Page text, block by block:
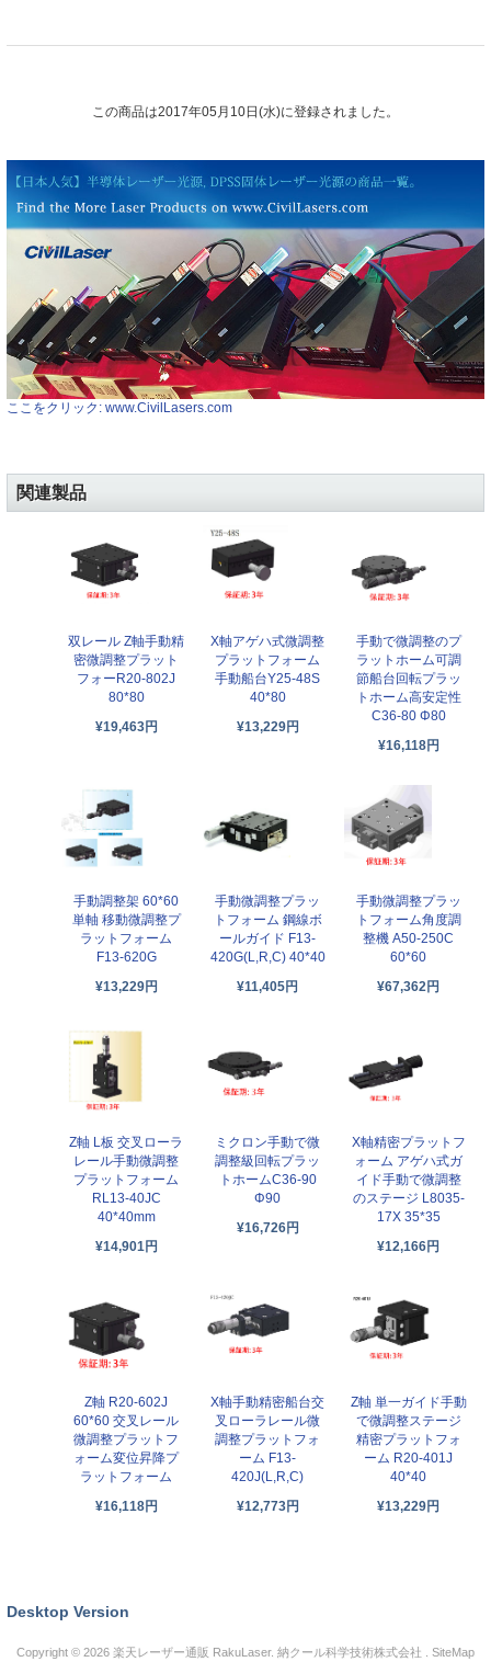
この商品は2017年05月10日(水)に登録されました。
ここをクリック: www.CivilLasers.com
関連製品
双レール Z軸手動精
密微調整プラット
フォーR20-802J
80*80
¥19,463円
X軸アゲハ式微調整
プラットフォーム
手動船台Y25-48S
40*80
¥13,229円
手動で微調整のプ
ラットホーム可調
節船台回転プラッ
トホーム高安定性
C36-80 Φ80
¥16,118円
手動調整架 60*60
単軸 移動微調整プ
ラットフォーム
F13-620G
¥13,229円
手動微調整プラッ
トフォーム 鋼線ボ
ールガイド F13-
420G(L,R,C) 40*40
¥11,405円
手動微調整プラッ
トフォーム角度調
整機 A50-250C
60*60
¥67,362円
Z軸 L板 交叉ローラ
レール手動微調整
プラットフォーム
RL13-40JC
40*40mm
¥14,901円
ミクロン手動で微
調整級回転プラッ
トホームC36-90
Φ90
¥16,726円
X軸精密プラットフ
ォーム アゲハ式ガ
イド手動で微調整
のステージ L8035-
17X 35*35
¥12,166円
Z軸 R20-602J
60*60 交叉レール
微調整プラットフ
ォーム変位昇降プ
ラットフォーム
¥16,118円
X軸手動精密船台交
叉ローラレール微
調整プラットフォ
ーム F13-
420J(L,R,C)
¥12,773円
Z軸 単一ガイド手動
で微調整ステージ
精密プラットフォ
ーム R20-401J
40*40
¥13,229円
Desktop Version
Copyright © 2026 楽天レーザー通販 RakuLaser. 納クール科学技術株式会社 . SiteMap